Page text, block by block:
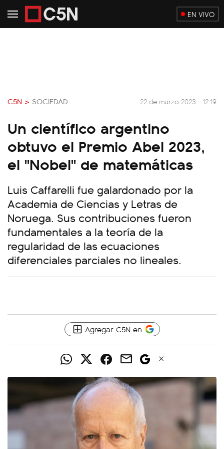
EN VIVO
C5N > SOCIEDAD 22 de marzo 2023 - 12:19
Un científico argentino
obtuvo el Premio Abel 2023,
el "Nobel" de matemáticas
Luis Caffarelli fue galardonado por la
Academia de Ciencias y Letras de
Noruega. Sus contribuciones fueron
fundamentales a la teoría de la
regularidad de las ecuaciones
diferenciales parciales no lineales.
Agregar C5N en